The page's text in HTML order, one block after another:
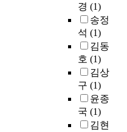
경 (1)
송정
석 (1)
김동
호 (1)
김상
구 (1)
윤종
국 (1)
김현